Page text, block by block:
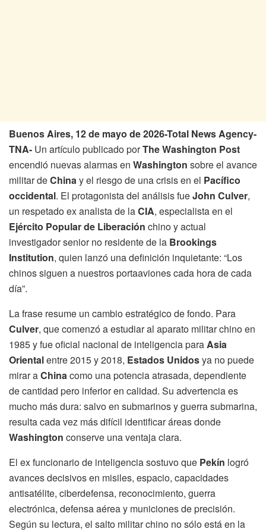
Buenos Aires, 12 de mayo de 2026-Total News Agency-
TNA- Un artículo publicado porThe Washington Post
encendió nuevas alarmas en Washington sobre el avance
militar deChinay el riesgo de una crisis en el Pacífico
occidental. El protagonista del análisis fueJohn Culver,
un respetado ex analista de laCIA, especialista en el
Ejército Popular de Liberación chino y actual
investigador senior no residente de la Brookings
Institution, quien lanzó una definición inquietante: “Los
chinos siguen a nuestros portaaviones cada hora de cada
día”.
La frase resume un cambio estratégico de fondo. Para
Culver, que comenzó a estudiar al aparato militar chino en
1985 y fue oficial nacional de inteligencia paraAsia
Orientalentre 2015 y 2018, Estados Unidosya no puede
mirar aChinacomo una potencia atrasada, dependiente
de cantidad pero inferior en calidad. Su advertencia es
mucho más dura: salvo en submarinos y guerra submarina,
resulta cada vez más difícil identificar áreas donde
Washington conserve una ventaja clara.
El ex funcionario de inteligencia sostuvo que Pekín logró
avances decisivos en misiles, espacio, capacidades
antisatélite, ciberdefensa, reconocimiento, guerra
electrónica, defensa aérea y municiones de precisión.
Según su lectura, el salto militar chino no sólo está en la